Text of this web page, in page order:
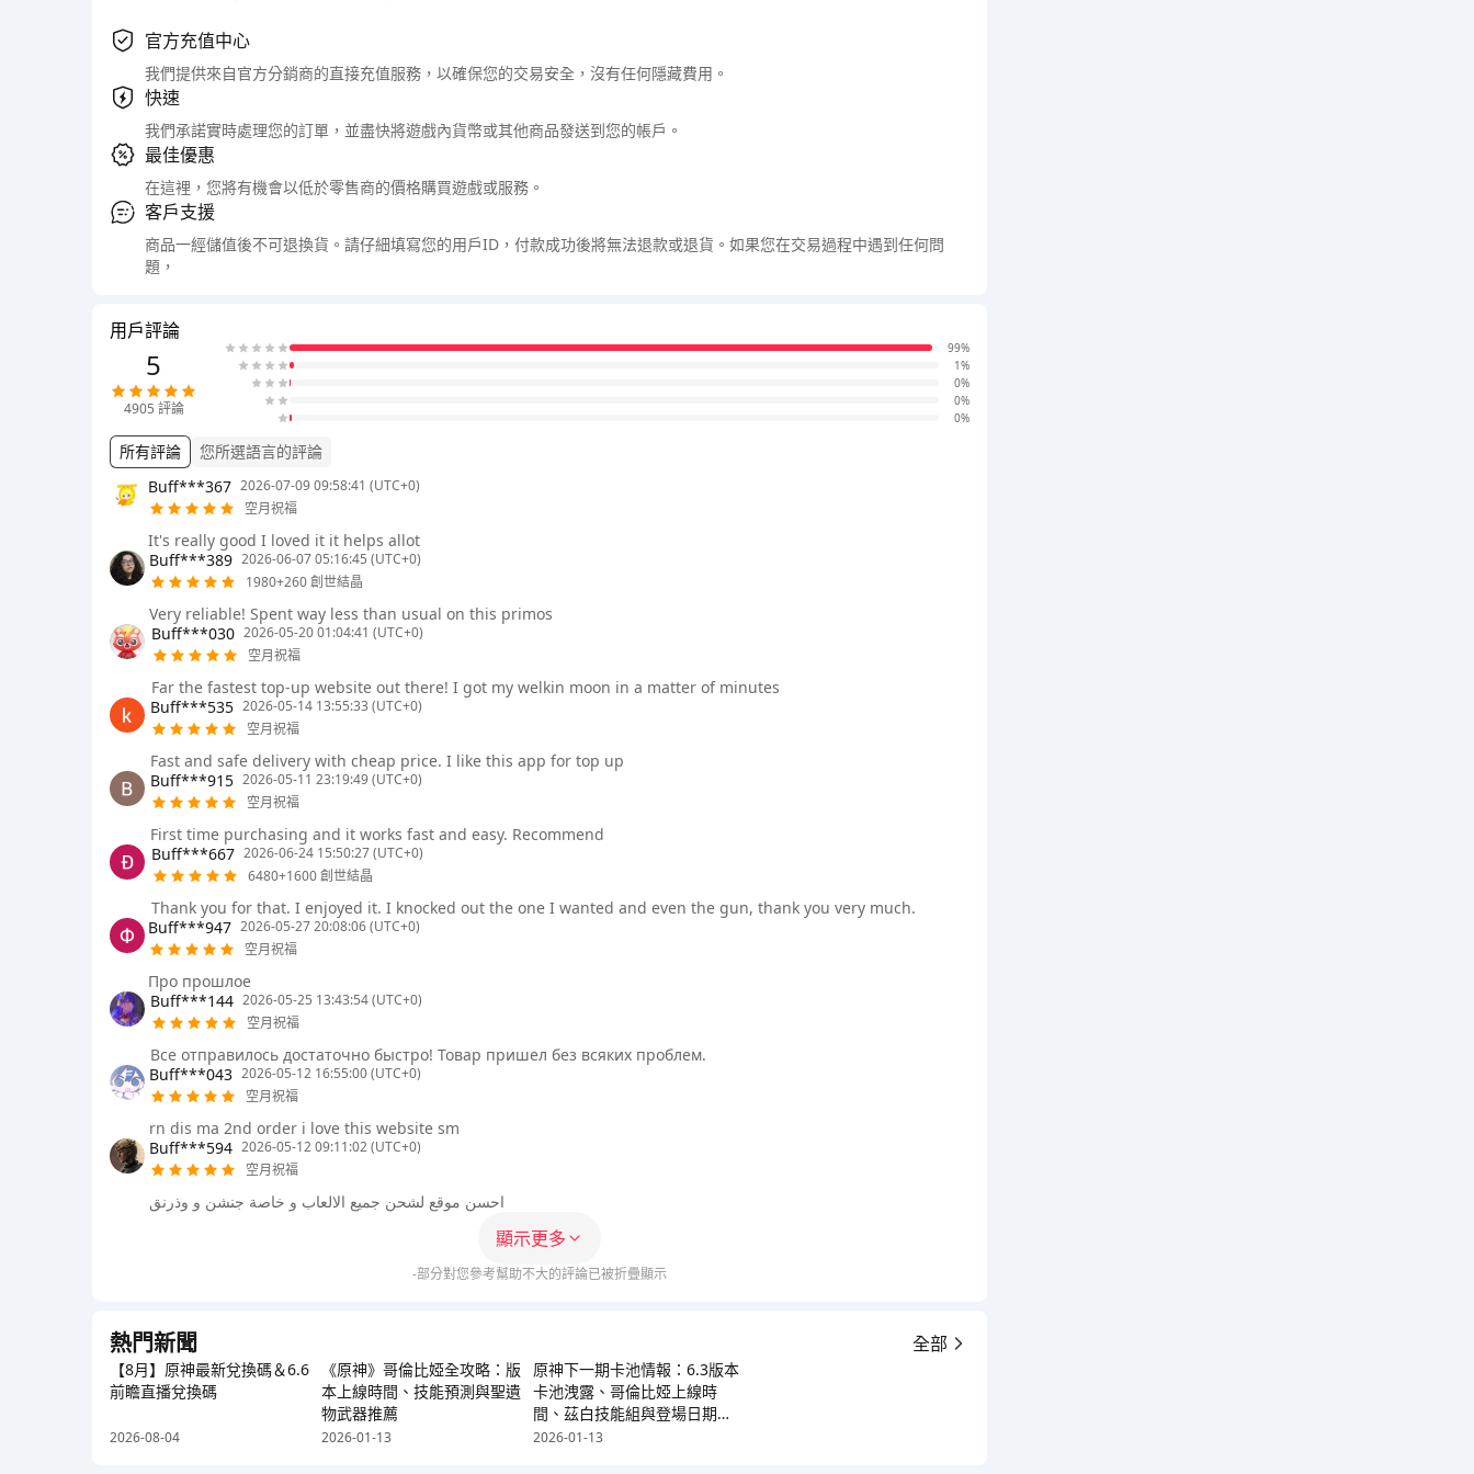
官方充值中心
我們提供來自官方分銷商的直接充值服務，以確保您的交易安全，沒有任何隱藏費用。
快速
我們承諾實時處理您的訂單，並盡快將遊戲內貨幣或其他商品發送到您的帳戶。
最佳優惠
在這裡，您將有機會以低於零售商的價格購買遊戲或服務。
客戶支援
商品一經儲值後不可退換貨。請仔細填寫您的用戶ID，付款成功後將無法退款或退貨。如果您在交易過程中遇到任何問
題，
用戶評論
5
4905 評論
99%
1%
0%
0%
0%
所有評論
您所選語言的評論
Buff***367 2026-07-09 09:58:41 (UTC+0)
空月祝福
It's really good I loved it it helps allot
Buff***389 2026-06-07 05:16:45 (UTC+0)
1980+260 創世結晶
Very reliable! Spent way less than usual on this primos
Buff***030 2026-05-20 01:04:41 (UTC+0)
空月祝福
Far the fastest top-up website out there! I got my welkin moon in a matter of minutes
Buff***535 2026-05-14 13:55:33 (UTC+0)
空月祝福
Fast and safe delivery with cheap price. I like this app for top up
Buff***915 2026-05-11 23:19:49 (UTC+0)
空月祝福
First time purchasing and it works fast and easy. Recommend
Buff***667 2026-06-24 15:50:27 (UTC+0)
6480+1600 創世結晶
Thank you for that. I enjoyed it. I knocked out the one I wanted and even the gun, thank you very much.
Buff***947 2026-05-27 20:08:06 (UTC+0)
空月祝福
Про прошлое
Buff***144 2026-05-25 13:43:54 (UTC+0)
空月祝福
Все отправилось достаточно быстро! Товар пришел без всяких проблем.
Buff***043 2026-05-12 16:55:00 (UTC+0)
空月祝福
rn dis ma 2nd order i love this website sm
Buff***594 2026-05-12 09:11:02 (UTC+0)
空月祝福
احسن موقع لشحن جميع الالعاب و خاصة جنشن و وذرنق
顯示更多
-部分對您參考幫助不大的評論已被折疊顯示
熱門新聞 全部
【8月】原神最新兌換碼＆6.6
前瞻直播兌換碼
2026-08-04
《原神》哥倫比婭全攻略：版
本上線時間、技能預測與聖遺
物武器推薦
2026-01-13
原神下一期卡池情報：6.3版本
卡池洩露、哥倫比婭上線時
間、茲白技能組與登場日期
(2026)
2026-01-13